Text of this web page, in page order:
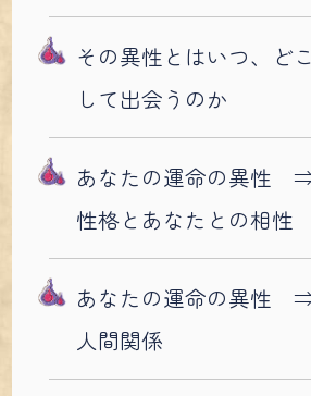
その異性とはいつ、ど
して出会うのか
あなたの運命の異性
性格とあなたとの相性
あなたの運命の異性
人間関係